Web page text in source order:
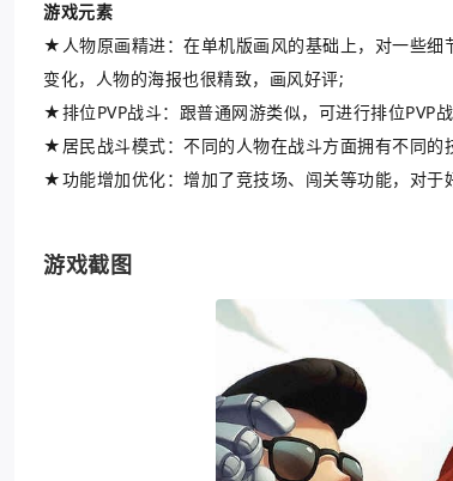
游戏元素
★人物原画精进：在单机版画风的基础上，对一些细
变化，人物的海报也很精致，画风好评;
★排位PVP战斗：跟普通网游类似，可进行排位PVP
★居民战斗模式：不同的人物在战斗方面拥有不同的
★功能增加优化：增加了竞技场、闯关等功能，对于
游戏截图